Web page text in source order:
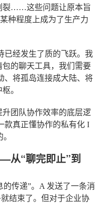
裂……这些问题让原本旨
种程度上成为了生产力
已经发生了质的飞跃。我
的聊天工具，我们需要
、将孤岛连接成大陆、将
。
团队协作效率的底层逻
款真正懂协作的私有化 I
从“聊完即止”到
传递”。A 发送了一条消
结束了。但对于企业协